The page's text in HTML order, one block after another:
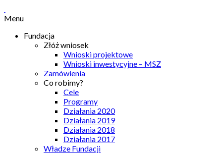
Menu
Fundacja
Złóż wniosek
Wnioski projektowe
Wnioski inwestycyjne – MSZ
Zamówienia
Co robimy?
Cele
Programy
Działania 2020
Działania 2019
Działania 2018
Działania 2017
Władze Fundacji